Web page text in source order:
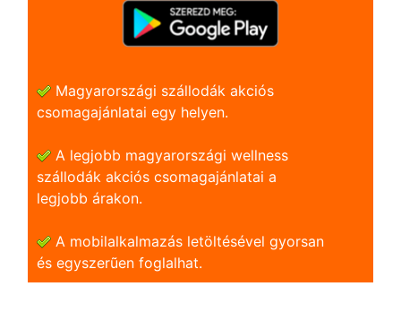
Magyarországi szállodák akciós
csomagajánlatai egy helyen.
A legjobb magyarországi wellness
szállodák akciós csomagajánlatai a
legjobb árakon.
A mobilalkalmazás letöltésével gyorsan
és egyszerũen foglalhat.